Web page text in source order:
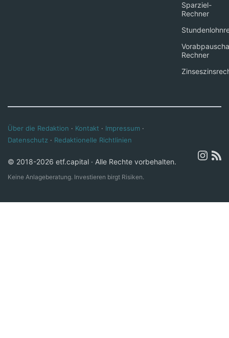
Sparziel-
Rechner
Rechner
Über die Redaktion · Kontakt · Impressum ·
Datenschutz · Redaktionelle Richtlinien
© 2018-2026 etf.capital · Alle Rechte vorbehalten.
Keine Anlageberatung. Investieren birgt Risiken.